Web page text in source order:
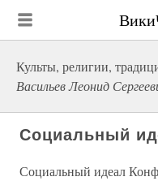
Культы, религии,
Васильев Леонид
Социальный
Социальный идеал